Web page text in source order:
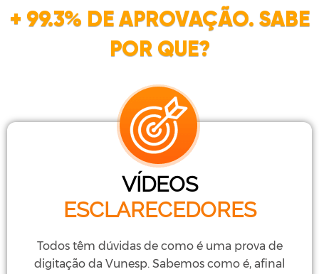
+ 99.3% DE APROVAÇÃO. SABE
POR QUE?
VÍDEOS
ESCLARECEDORES
Todos têm dúvidas de como é uma prova de
digitação da Vunesp. Sabemos como é, afinal